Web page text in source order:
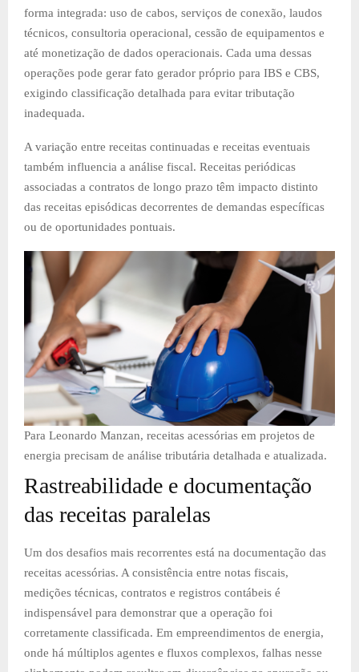
forma integrada: uso de cabos, serviços de conexão, laudos
técnicos, consultoria operacional, cessão de equipamentos e
até monetização de dados operacionais. Cada uma dessas
operações pode gerar fato gerador próprio para IBS e CBS,
exigindo classificação detalhada para evitar tributação
inadequada.
A variação entre receitas continuadas e receitas eventuais
também influencia a análise fiscal. Receitas periódicas
associadas a contratos de longo prazo têm impacto distinto
das receitas episódicas decorrentes de demandas específicas
ou de oportunidades pontuais.
Para Leonardo Manzan, receitas acessórias em projetos de
energia precisam de análise tributária detalhada e atualizada.
Rastreabilidade e documentação
das receitas paralelas
Um dos desafios mais recorrentes está na documentação das
receitas acessórias. A consistência entre notas fiscais,
medições técnicas, contratos e registros contábeis é
indispensável para demonstrar que a operação foi
corretamente classificada. Em empreendimentos de energia,
onde há múltiplos agentes e fluxos complexos, falhas nesse